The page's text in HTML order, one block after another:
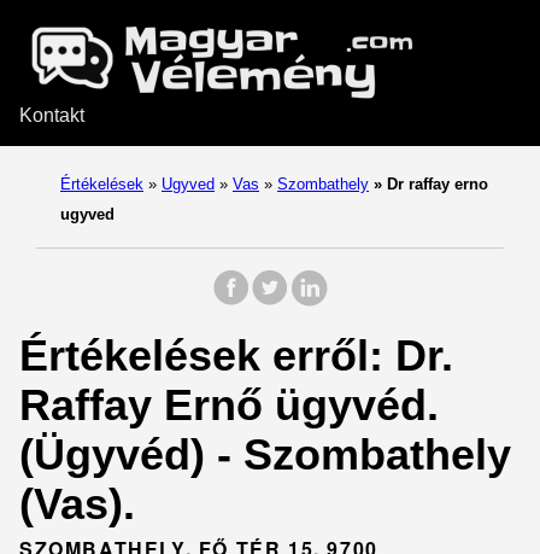
Kontakt
Értékelések » Ugyved » Vas » Szombathely » Dr raffay erno
ugyved
Értékelések erről: Dr.
Raffay Ernő ügyvéd.
(Ügyvéd) - Szombathely
(Vas).